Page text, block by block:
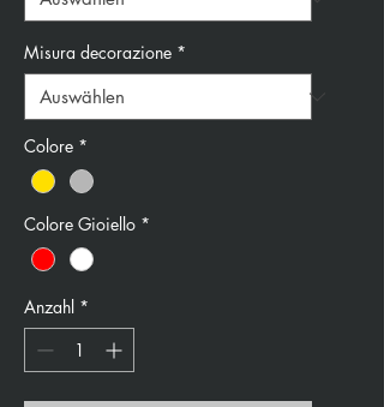
Misura decorazione *
Colore *
Colore Gioiello *
Anzahl *